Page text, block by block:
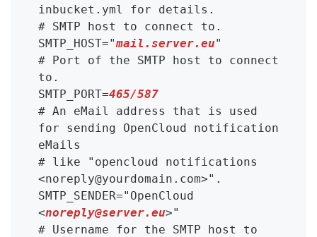
inbucket.yml for details.
# SMTP host to connect to.
SMTP_HOST="mail.server.eu"
# Port of the SMTP host to connect
to.
SMTP_PORT=465/587
# An eMail address that is used
for sending OpenCloud notification
eMails
# like "opencloud notifications
<noreply@yourdomain.com>".
SMTP_SENDER="OpenCloud
<noreply@server.eu>"
# Username for the SMTP host to